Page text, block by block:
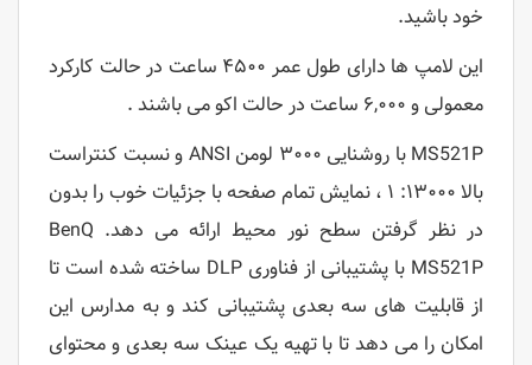
خود باشید.
این لامپ ها دارای طول عمر ۴۵۰۰ ساعت در حالت کارکرد
معمولی و ۶,۰۰۰ ساعت در حالت اکو می باشند .
MS521P با روشنایی ۳۰۰۰ لومن ANSI و نسبت کنتراست
بالا ۱۳۰۰۰: ۱ ، نمایش تمام صفحه با جزئیات خوب را بدون
در نظر گرفتن سطح نور محیط ارائه می دهد. BenQ
MS521P با پشتیبانی از فناوری DLP ساخته شده است تا
از قابلیت های سه بعدی پشتیبانی کند و به مدارس این
امکان را می دهد تا با تهیه یک عینک سه بعدی و محتوای